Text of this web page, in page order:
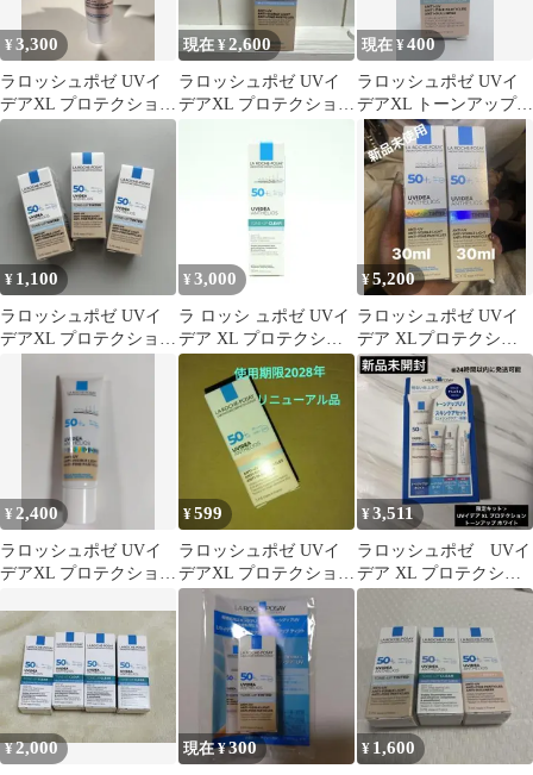
¥3,300
ラロッシュポゼ UVイ
デアXL プロテクション
トーンアップ ローズ+
現在 ¥2,600
ラロッシュポゼ UVイ
デアXL プロテクション
現在 ¥400
ラロッシュポゼ UVイ
デアXL トーンアップ
ローズ 3ml 試供品 ③
¥ 1,100
ラロッシュポゼ UVイ
デアXL プロテクション
サンプル3本
¥ 3,000
ラ ロッシ ュポゼ UVイ
デア XL プロテクショ
ントーンアップ クリア
¥5,200
ラロッシュポゼ UVイ
デア XLプロテクショ
ントーンアップティン
ト30ml×2本
¥ 2,400
ラロッシュポゼ UVイ
デアXL プロテクション
¥599
ラロッシュポゼ UVイ
デアXL プロテクション
トーンアップ ローズ
3ml 1本
¥3,511
ラロッシュポゼ UVイ
デア XL プロテクショ
ントーンアップ ホワイ
¥2,000 現在 ¥300 ¥ 1,600